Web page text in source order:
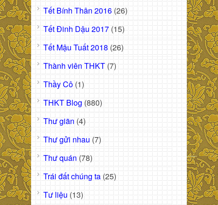
Tết Bính Thân 2016 (26)
Tết Đinh Dậu 2017 (15)
Tết Mậu Tuất 2018 (26)
Thành viên THKT (7)
Thầy Cô (1)
THKT Blog (880)
Thư giãn (4)
Thư gửi nhau (7)
Thư quán (78)
Trái đất chúng ta (25)
Tư liệu (13)